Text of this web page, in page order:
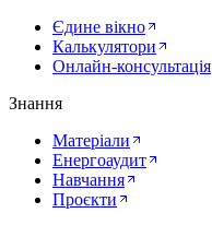
Єдине вікно
Калькулятори
Онлайн-консультація
Знання
Матеріали
Енергоаудит
Навчання
Проєкти